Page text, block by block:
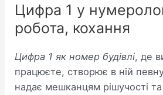
Цифра 1 у
робота, кохання
Цифра 1 як номер будівлі, де
працюєте, створює в ній
надає мешканцям рішучості та